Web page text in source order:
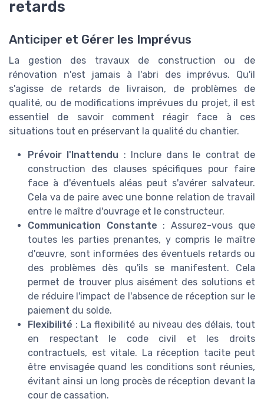
retards
Anticiper et Gérer les Imprévus
La gestion des travaux de construction ou de
rénovation n'est jamais à l'abri des imprévus. Qu'il
s'agisse de retards de livraison, de problèmes de
qualité, ou de modifications imprévues du projet, il est
essentiel de savoir comment réagir face à ces
situations tout en préservant la qualité du chantier.
Prévoir l'Inattendu : Inclure dans le contrat de
construction des clauses spécifiques pour faire
face à d'éventuels aléas peut s'avérer salvateur.
Cela va de paire avec une bonne relation de travail
entre le maître d'ouvrage et le constructeur.
Communication Constante : Assurez-vous que
toutes les parties prenantes, y compris le maître
d'œuvre, sont informées des éventuels retards ou
des problèmes dès qu'ils se manifestent. Cela
permet de trouver plus aisément des solutions et
de réduire l'impact de l'absence de réception sur le
paiement du solde.
Flexibilité : La flexibilité au niveau des délais, tout
en respectant le code civil et les droits
contractuels, est vitale. La réception tacite peut
être envisagée quand les conditions sont réunies,
évitant ainsi un long procès de réception devant la
cour de cassation.